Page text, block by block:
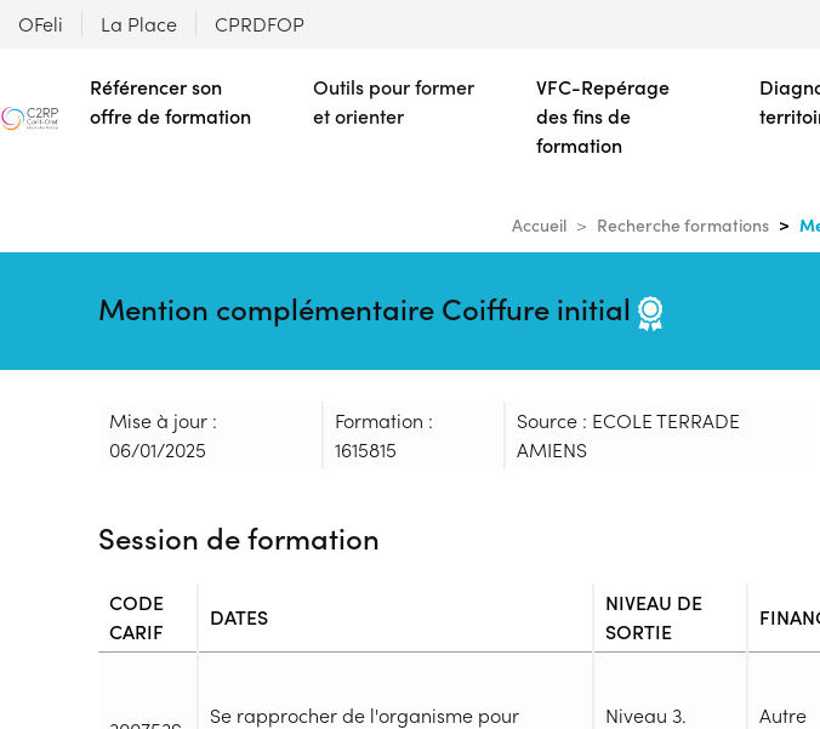
OFeli La Place CPRDFOP
Référencer son
offre de formation
Outils pour former
et orienter
VFC-Repérage
des fins de
formation
Accueil Recherche formations
Mention complémentaire Coiffure initial
Mise à jour :
06/01/2025
Formation :
1615815
Source : ECOLE TERRADE
AMIENS
Session de formation
CODE
CARIF
DATES
NIVEAU DE
SORTIE
Se rapprocher de l'organisme pour
Niveau 3.
Autre